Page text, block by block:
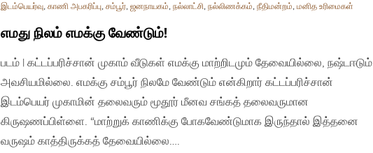
இடம்பெயர்வு, காணி அபகரிப்பு, சம்பூர், ஜனநாயகம், நல்லாட்சி, நல்லிணக்கம், நீதிமன்றம், மனித உரிமைகள்
எமது நிலம் எமக்கு வேண்டும்!
படம் | கட்டப்பரிச்சான் முகாம் வீடுகள் எமக்கு மாற்றிடமும் தேவையில்லை, நஷ்டஈடும்
அவசியமில்லை. எமக்கு சம்பூர் நிலமே வேண்டும் என்கிறார் கட்டப்பரிச்சான்
இடம்பெயர் முகாமின் தலைவரும் மூதூர் மீனவ சங்கத் தலைவருமான
கிருஷணப்பிள்ளை. “மாற்றுக் காணிக்கு போகவேண்டுமாக இருந்தால் இத்தனை
வருஷம் காத்திருக்கத் தேவையில்லை….